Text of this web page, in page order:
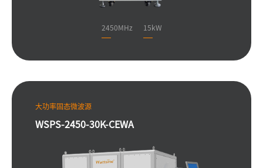
2450MHz 15kW
大功率固态微波源
WSPS-2450-30K-CEWA